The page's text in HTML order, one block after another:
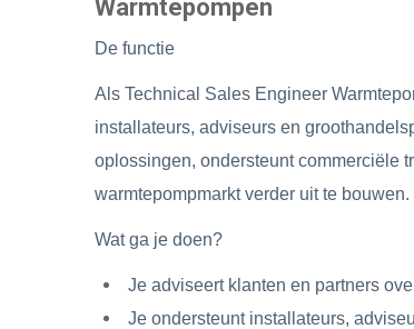
Warmtepompen
De functie
Als Technical Sales Engineer
installateurs, adviseurs en
oplossingen, ondersteunt commerciële
warmtepompmarkt verder uit te bouwen.
Wat ga je doen?
Je adviseert klanten en partners
Je ondersteunt installateurs,